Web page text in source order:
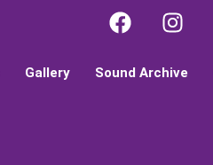
Gallery Sound Archive